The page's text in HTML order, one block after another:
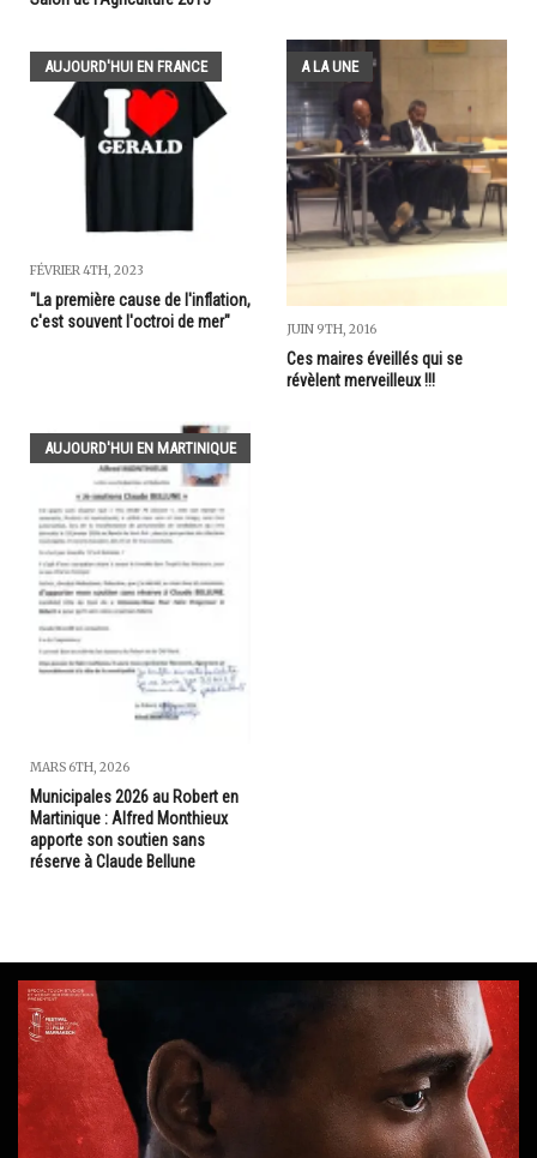
AUJOURD'HUI EN FRANCE
FÉVRIER 4TH, 2023
"La première cause de l'inflation,
c'est souvent l'octroi de mer"
A LA UNE
JUIN 9TH, 2016
Ces maires éveillés qui se
révèlent merveilleux !!!
AUJOURD'HUI EN MARTINIQUE
MARS 6TH, 2026
Municipales 2026 au Robert en
Martinique : Alfred Monthieux
apporte son soutien sans
réserve à Claude Bellune